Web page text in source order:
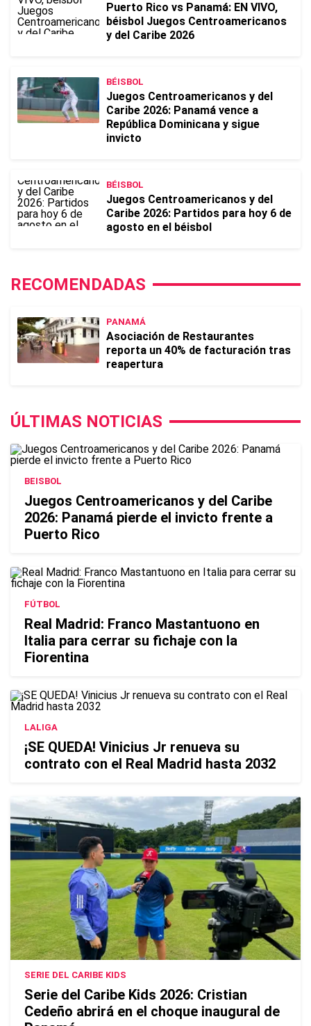
Puerto Rico vs Panamá: EN VIVO,
béisbol Juegos Centroamericanos
y del Caribe 2026
BÉISBOL
Juegos Centroamericanos y del
Caribe 2026: Panamá vence a
República Dominicana y sigue
invicto
BÉISBOL
Juegos Centroamericanos y del
Caribe 2026: Partidos para hoy 6 de
agosto en el béisbol
RECOMENDADAS
PANAMÁ
Asociación de Restaurantes
reporta un 40% de facturación tras
reapertura
ÚLTIMAS NOTICIAS
BEISBOL
Juegos Centroamericanos y del Caribe
2026: Panamá pierde el invicto frente a
Puerto Rico
FÚTBOL
Real Madrid: Franco Mastantuono en
Italia para cerrar su fichaje con la
Fiorentina
LALIGA
¡SE QUEDA! Vinicius Jr renueva su
contrato con el Real Madrid hasta 2032
SERIE DEL CARIBE KIDS
Serie del Caribe Kids 2026: Cristian
Cedeño abrirá en el choque inaugural de